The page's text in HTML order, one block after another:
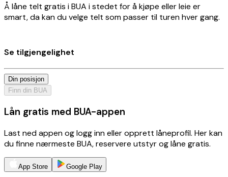
Å låne telt gratis i BUA i stedet for å kjøpe eller leie er
smart, da kan du velge telt som passer til turen hver gang.
Se tilgjengelighet
Din posisjon
Finn din BUA
Lån gratis med BUA-appen
Last ned appen og logg inn eller opprett låneprofil. Her kan
du finne nærmeste BUA, reservere utstyr og låne gratis.
App Store Google Play